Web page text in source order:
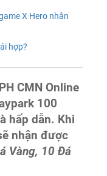
X Hero nhân
hợp?
CMN Online
100
hấp dẫn. Khi
nhận được
Vàng, 10 Đá